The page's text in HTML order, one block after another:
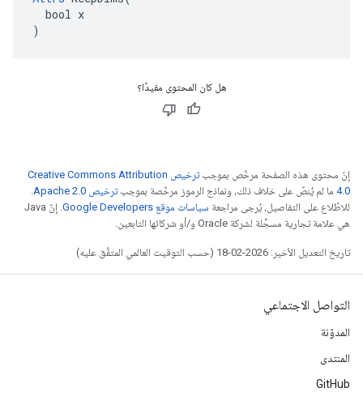
  bool x
)
هل كان المحتوى مفيدًا؟
إنّ محتوى هذه الصفحة مرخّص بموجب
ترخيص Creative Commons Attribution
4.0‏ ما لم يُنصّ على خلاف ذلك، ونماذج الرموز مرخّصة بموجبترخيص Apache 2.0‏
.
للاطّلاع على التفاصيل، يُرجى مراجعة سياسات موقع Google Developers‏
. إنّ Java
هي علامة تجارية مسجَّلة لشركة Oracle و/أو شركائها التابعين.
تاريخ التعديل الأخير: 2026-02-18 (حسب التوقيت العالمي المتفَّق عليه)
التواصل الاجتماعي
المدوّنة
المنتدى
GitHub